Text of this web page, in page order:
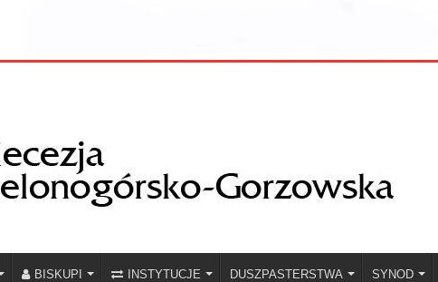
BISKUPI INSTYTUCJE DUSZPASTERSTWA SYNOD